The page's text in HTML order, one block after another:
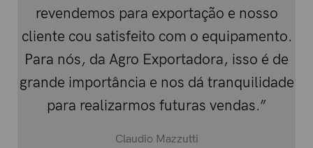
revendemos para exportação e nosso
cliente cou satisfeito com o equipamento.
Para nós, da Agro Exportadora, isso é de
grande importância e nos dá tranquilidade
para realizarmos futuras vendas.”
Claudio Mazzutti